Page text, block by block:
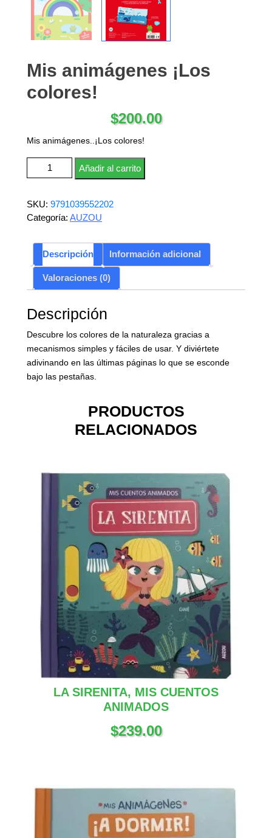
Mis animágenes ¡Los
colores!
$200.00
Mis animágenes..¡Los colores!
Mis animágenes ¡Los colores! cantidad
Añadir al carrito
SKU: 9791039552202
Categoría: AUZOU
Descripción Información adicional
Valoraciones (0)
Descripción
Descubre los colores de la naturaleza gracias a
mecanismos simples y fáciles de usar. Y diviértete
adivinando en las últimas páginas lo que se esconde
bajo las pestañas.
PRODUCTOS
RELACIONADOS
LA SIRENITA, MIS CUENTOS
ANIMADOS
$239.00